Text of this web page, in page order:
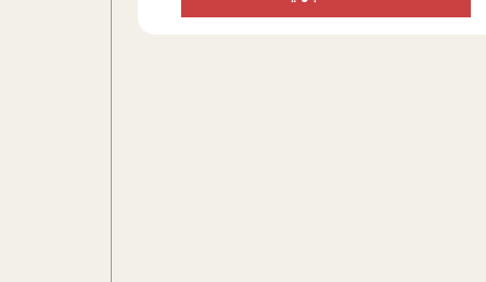
جامعه شناس در بخش های مختلف تلاش